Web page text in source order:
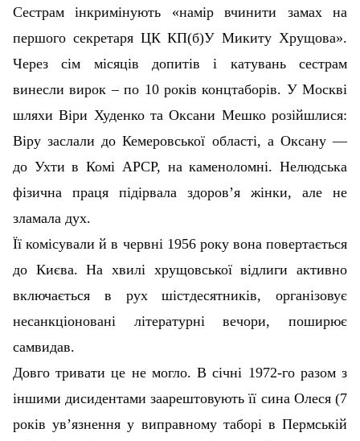
Сестрам інкримінують «намір вчинити замах на
першого секретаря ЦК КП(б)У Микиту Хрущова».
Через сім місяців допитів і катувань сестрам
винесли вирок – по 10 років концтаборів. У Москві
шляхи Віри Худенко та Оксани Мешко розійшлися:
Віру заслали до Кемеровської області, а Оксану —
до Ухти в Комі АРСР, на каменоломні. Нелюдська
фізична праця підірвала здоров’я жінки, але не
зламала дух.
Її комісували й в червні 1956 року вона повертається
до Києва. На хвилі хрущовської відлиги активно
включається в рух шістдесятників, організовує
несанкціоновані літературні вечори, поширює
самвидав.
Довго тривати це не могло. В січні 1972-го разом з
іншими дисидентами заарештовують її сина Олеся (7
років ув’язнення у виправному таборі в Пермській